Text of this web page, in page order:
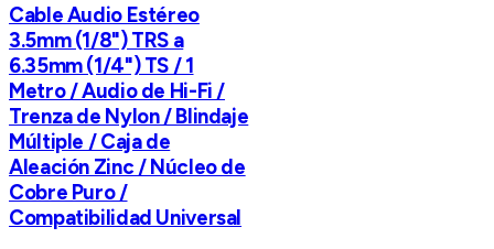
Cable Audio Estéreo
3.5mm (1/8") TRS a
6.35mm (1/4") TS / 1
Metro / Audio de Hi-Fi /
Trenza de Nylon / Blindaje
Múltiple / Caja de
Aleación Zinc / Núcleo de
Cobre Puro /
Compatibilidad Universal